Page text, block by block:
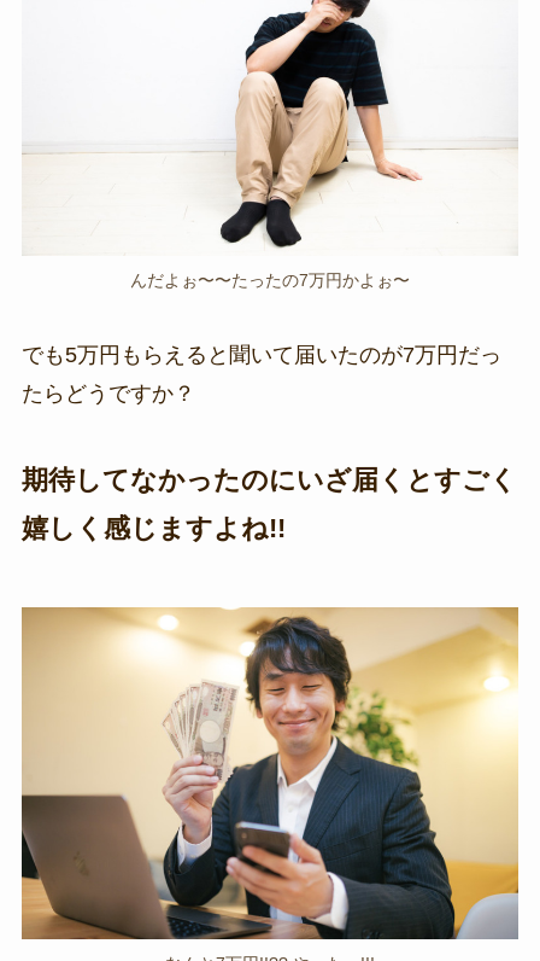
んだよぉ〜〜たったの7万円かよぉ〜
でも5万円もらえると聞いて届いたのが7万円だっ
たらどうですか？
期待してなかったのにいざ届くとすごく
嬉しく感じますよね!!